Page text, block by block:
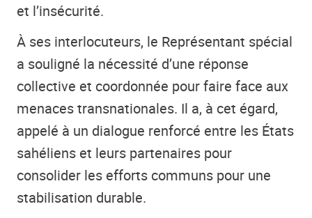
et l’insécurité.
À ses interlocuteurs, le Représentant spécial
a souligné la nécessité d’une réponse
collective et coordonnée pour faire face aux
menaces transnationales. Il a, à cet égard,
appelé à un dialogue renforcé entre les États
sahéliens et leurs partenaires pour
consolider les efforts communs pour une
stabilisation durable.